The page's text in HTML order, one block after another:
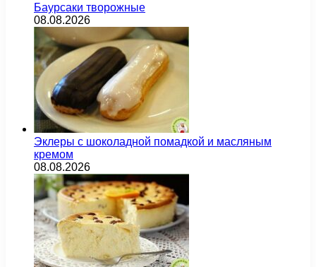
Баурсаки творожные
08.08.2026
Эклеры с шоколадной помадкой и масляным
кремом
08.08.2026